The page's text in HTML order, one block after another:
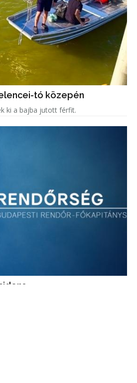
tó közepén
ki a bajba jutott férfit.